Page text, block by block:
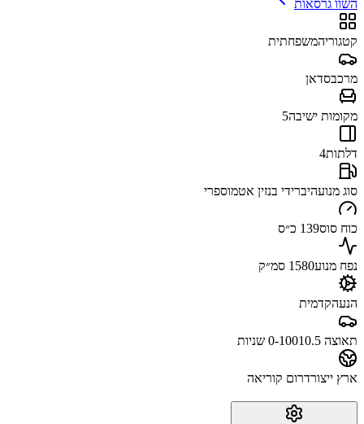
השוו גרסאות
קטגוריהמשפחתית
מרכבסדאן
מקומות ישיבה5
דלתות4
סוג מנועהיברידי בנזין אטמוספרי
כוח סוס139 כ״ס
נפח מנוע1580 סמ״ק
הנעהקדמית
תאוצה 0-100 10.5 שניות
ארץ ייצורדרום קוריאה